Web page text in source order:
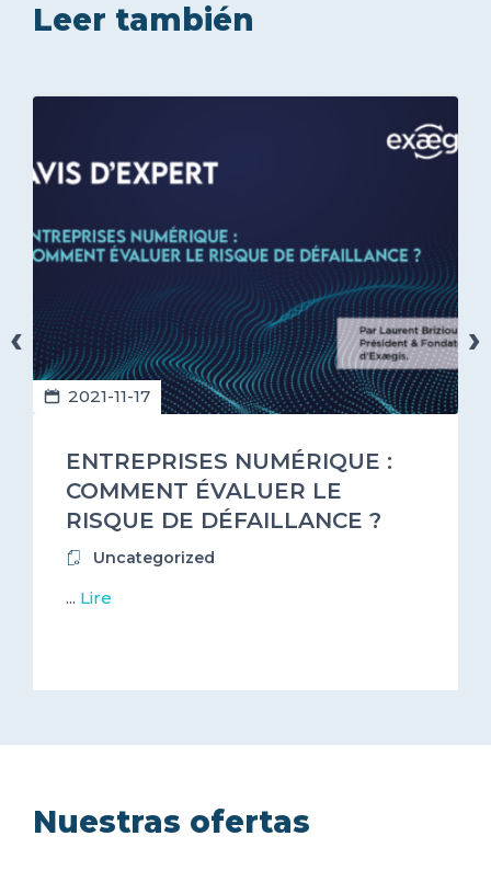
Leer también
2021-11-17
ENTREPRISES NUMÉRIQUE :
COMMENT ÉVALUER LE
RISQUE DE DÉFAILLANCE ?
Uncategorized
... Lire
‹ ›
Nuestras ofertas